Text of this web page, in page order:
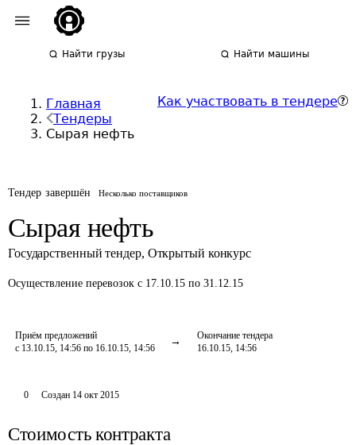
Найти грузы Найти машины
Главная
Тендеры
Сырая нефть
Как участвовать в тендере
Тендер завершён Несколько поставщиков
Сырая нефть
Государственный тендер, Открытый конкурс
Осуществление перевозок с 17.10.15 по 31.12.15
Приём предложений
с 13.10.15, 14:56 по 16.10.15, 14:56
Окончание тендера
16.10.15, 14:56
0 Создан 14 окт 2015
Стоимость контракта